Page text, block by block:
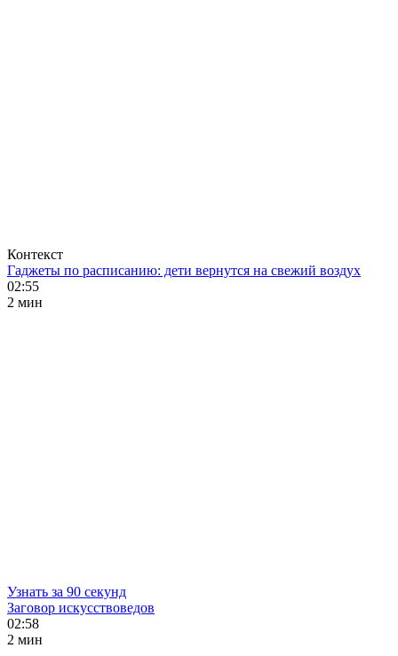
Контекст
Гаджеты по расписанию: дети вернутся на свежий воздух
02:55
2 мин
Узнать за 90 секунд
Заговор искусствоведов
02:58
2 мин